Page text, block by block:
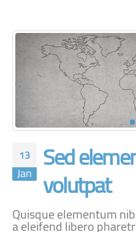
13
Jan Sed
volutpat
Quisque elementum
a eleifend libero